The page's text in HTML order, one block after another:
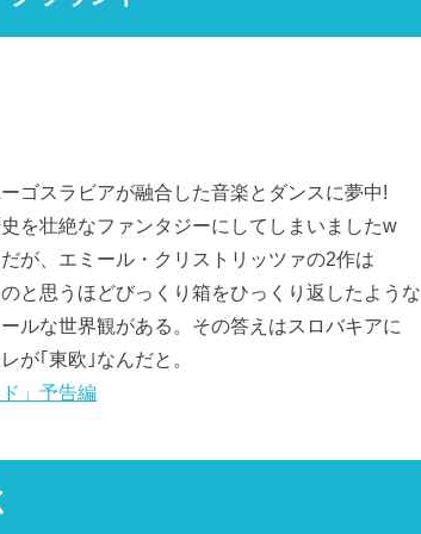
ゴスラビアが融合した音楽とダンスに夢中!
を壮絶なファンタジーにしてしまいましたw
が、エミール・クリストリッツァの2作は
と思うほどびっくり箱をひっくり返したような
ルな世界観がある。その答えはスロバキアに
が｢東欧｣なんだと。
」予告編